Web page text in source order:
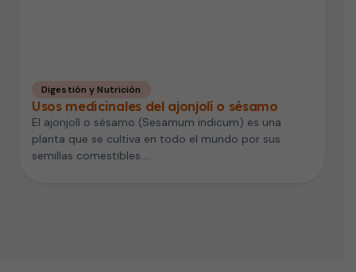
Digestión y Nutrición
Usos medicinales del ajonjolí o sésamo
El ajonjolí o sésamo (Sesamum indicum) es una
planta que se cultiva en todo el mundo por sus
semillas comestibles.…